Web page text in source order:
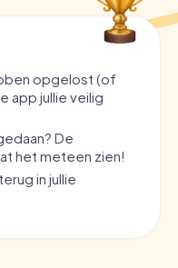
opgelost (of
app jullie veilig
De
het meteen zien!
in jullie